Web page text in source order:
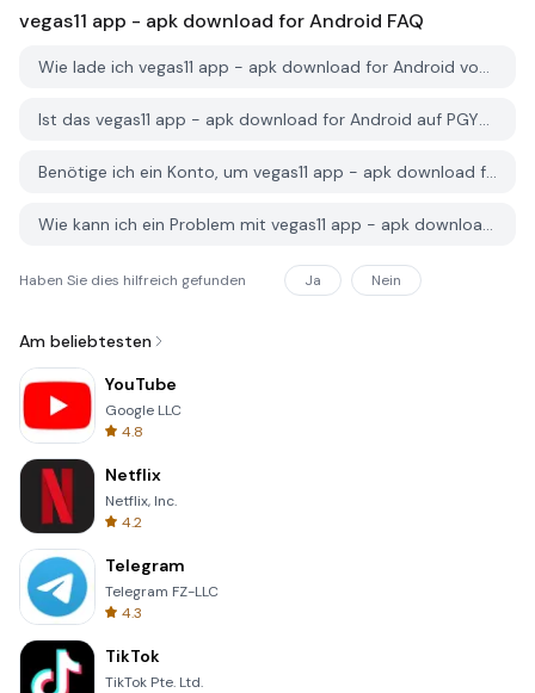
vegas11 app - apk download for Android FAQ
Wie lade ich vegas11 app - apk download for Android von PGYER APK HUB herunter?
Ist das vegas11 app - apk download for Android auf PGYER APK HUB kostenlos zum Download?
Benötige ich ein Konto, um vegas11 app - apk download for Android von PGYER APK HUB herunterzuladen?
Wie kann ich ein Problem mit vegas11 app - apk download for Android auf PGYER APK HUB melden?
Haben Sie dies hilfreich gefunden Ja Nein
Am beliebtesten
YouTube
Google LLC
4.8
Netflix
Netflix, Inc.
4.2
Telegram
Telegram FZ-LLC
4.3
TikTok
TikTok Pte. Ltd.